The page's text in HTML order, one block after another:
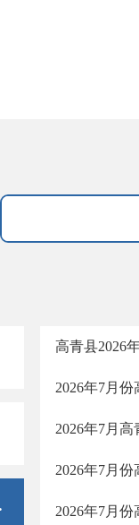
高青县2026
2026年7月
2026年7月
2026年7月
2026年7月